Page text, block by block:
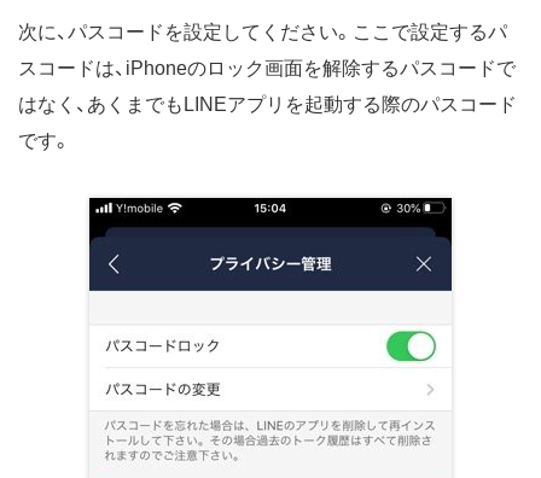
次に、パスコードを設定してください。ここで設定するパ
スコードは、iPhoneのロック画面を解除するパスコードで
はなく、あくまでもLINEアプリを起動する際のパスコード
です。